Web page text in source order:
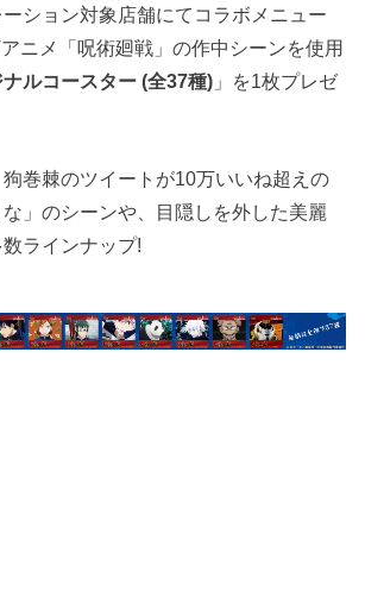
ション対象店舗にてコラボメニュー
ニメ「呪術廻戦」の作中シーンを使用
ルコースター (全37種) 」を1枚プレゼ
巻棘のツイートが10万いいね超えの
」のシーンや、目隠しを外した美麗
ラインナップ!